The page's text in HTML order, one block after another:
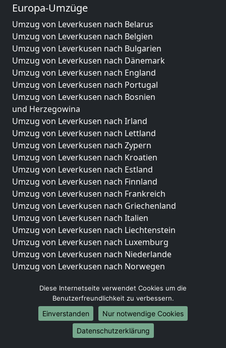
Europa-Umzüge
Umzug von Leverkusen nach Belarus
Umzug von Leverkusen nach Belgien
Umzug von Leverkusen nach Bulgarien
Umzug von Leverkusen nach Dänemark
Umzug von Leverkusen nach England
Umzug von Leverkusen nach Portugal
Umzug von Leverkusen nach Bosnien
und Herzegowina
Umzug von Leverkusen nach Irland
Umzug von Leverkusen nach Lettland
Umzug von Leverkusen nach Zypern
Umzug von Leverkusen nach Kroatien
Umzug von Leverkusen nach Estland
Umzug von Leverkusen nach Finnland
Umzug von Leverkusen nach Frankreich
Umzug von Leverkusen nach Griechenland
Umzug von Leverkusen nach Italien
Umzug von Leverkusen nach Liechtenstein
Umzug von Leverkusen nach Luxemburg
Umzug von Leverkusen nach Niederlande
Umzug von Leverkusen nach Norwegen
Umzüge-Deutschlandweit
Umzug von Leverkusen nach Berlin
Umzug von Leverkusen nach Hamburg
Umzug von Leverkusen nach München
Umzug von Leverkusen nach Köln
Diese Internetseite verwendet Cookies um die
Benutzerfreundlichkeit zu verbessern.
Einverstanden
Nur notwendige Cookies
Datenschutzerklärung